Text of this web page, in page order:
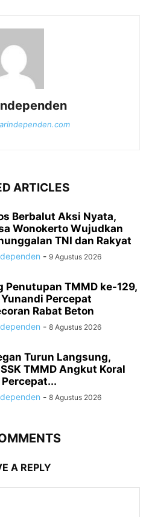
ARTICLES
Berbalut Aksi Nyata,
Wonokerto Wujudkan
TNI dan Rakyat
- 9 Agustus 2026
Penutupan TMMD ke-129,
Percepat
Rabat Beton
- 8 Agustus 2026
Turun Langsung,
TMMD Angkut Koral
- 8 Agustus 2026
A REPLY